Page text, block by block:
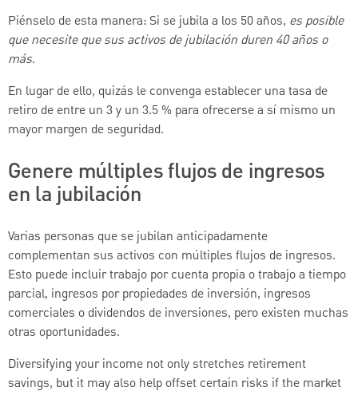
Piénselo de esta manera: Si se jubila a los 50 años, es posible
que necesite que sus activos de jubilación duren 40 años o
más.
En lugar de ello, quizás le convenga establecer una tasa de
retiro de entre un 3 y un 3.5 % para ofrecerse a sí mismo un
mayor margen de seguridad.
Genere múltiples flujos de ingresos
en la jubilación
Varias personas que se jubilan anticipadamente
complementan sus activos con múltiples flujos de ingresos.
Esto puede incluir trabajo por cuenta propia o trabajo a tiempo
parcial, ingresos por propiedades de inversión, ingresos
comerciales o dividendos de inversiones, pero existen muchas
otras oportunidades.
Diversifying your income not only stretches retirement
savings, but it may also help offset certain risks if the market